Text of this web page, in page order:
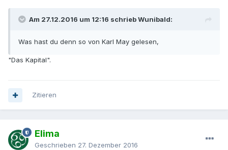
Am 27.12.2016 um 12:16 schrieb Wunibald:
Was hast du denn so von Karl May gelesen,
"Das Kapital".
Zitieren
Elima
Geschrieben 27. Dezember 2016